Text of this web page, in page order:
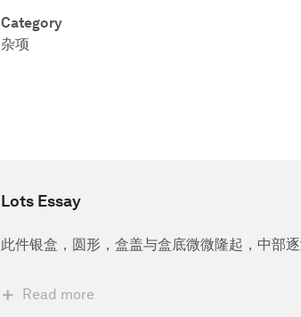
Category
杂项
Lots Essay
此件银盒，圆形，盒盖与盒底微微隆起，中部
Read more